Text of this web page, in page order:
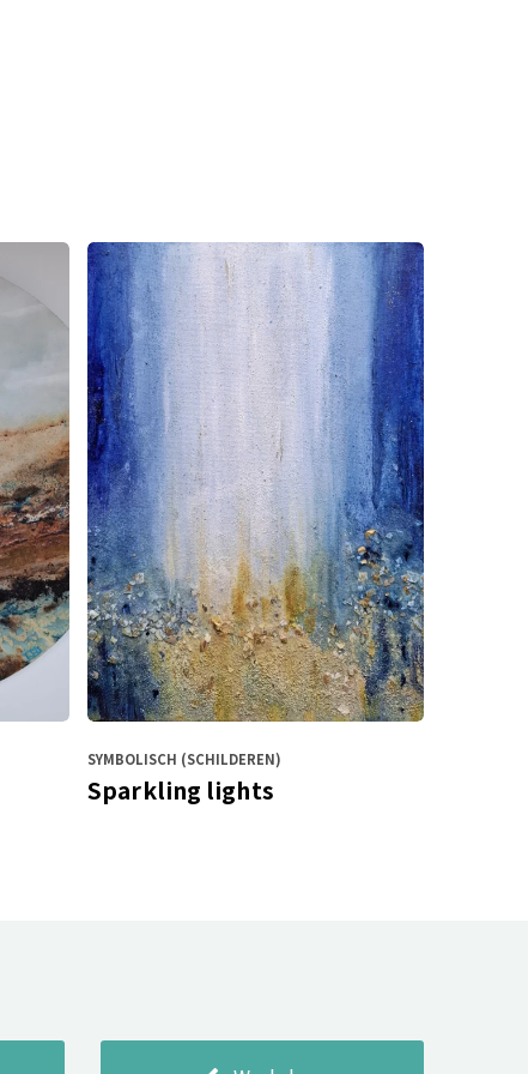
SYMBOLISCH (SCHILDEREN)
Sparkling lights